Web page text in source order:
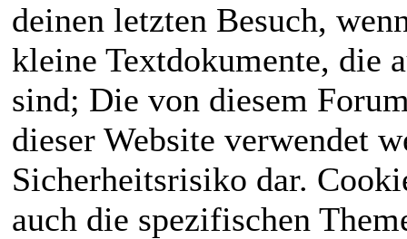
deinen letzten Besuch,
kleine Textdokumente, die
sind; Die von diesem
dieser Website verwendet
Sicherheitsrisiko dar.
auch die spezifischen